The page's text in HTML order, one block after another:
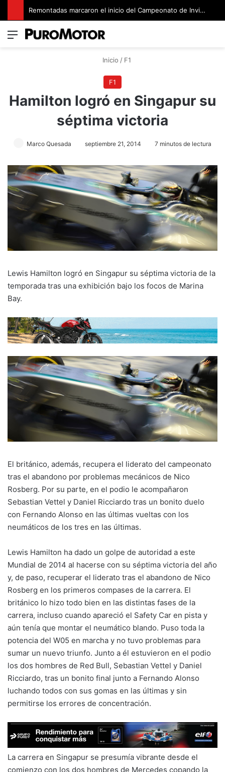
Remontadas marcaron el inicio del Campeonato de Invierno de Kartismo
Menú
Inicio / F1
F1
Hamilton logró en Singapur su
séptima victoria
Marco Quesada septiembre 21, 2014 7 minutos de lectura
Lewis Hamilton logró en Singapur su séptima victoria de la
temporada tras una exhibición bajo los focos de Marina
Bay.
El británico, además, recupera el liderato del campeonato
tras el abandono por problemas mecánicos de Nico
Rosberg. Por su parte, en el podio le acompañaron
Sebastian Vettel y Daniel Ricciardo tras un bonito duelo
con Fernando Alonso en las últimas vueltas con los
neumáticos de los tres en las últimas.
Lewis Hamilton ha dado un golpe de autoridad a este
Mundial de 2014 al hacerse con su séptima victoria del año
y, de paso, recuperar el liderato tras el abandono de Nico
Rosberg en los primeros compases de la carrera. El
británico lo hizo todo bien en las distintas fases de la
carrera, incluso cuando apareció el Safety Car en pista y
aún tenía que montar el neumático blando. Puso toda la
potencia del W05 en marcha y no tuvo problemas para
sumar un nuevo triunfo. Junto a él estuvieron en el podio
los dos hombres de Red Bull, Sebastian Vettel y Daniel
Ricciardo, tras un bonito final junto a Fernando Alonso
luchando todos con sus gomas en las últimas y sin
permitirse los errores de concentración.
La carrera en Singapur se presumía vibrante desde el
comienzo con los dos hombres de Mercedes copando la